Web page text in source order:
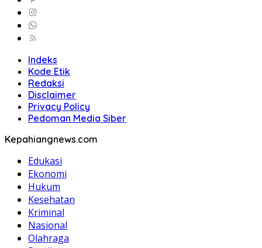
Indeks
Kode Etik
Redaksi
Disclaimer
Privacy Policy
Pedoman Media Siber
Kepahiangnews.com
Edukasi
Ekonomi
Hukum
Kesehatan
Kriminal
Nasional
Olahraga